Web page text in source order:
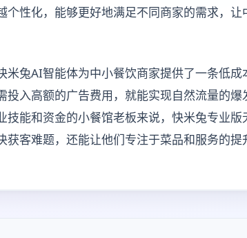
个性化，能够更好地满足不同商家的需求，
米兔AI智能体为中小餐饮商家提供了一条低
投入高额的广告费用，就能实现自然流量的爆
技能和资金的小餐馆老板来说，快米兔专业
获客难题，还能让他们专注于菜品和服务的提